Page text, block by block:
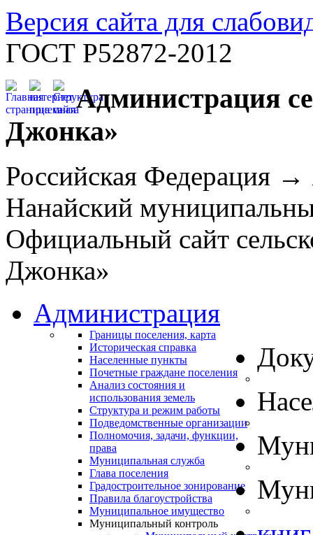
Версия сайта для
ГОСТ Р52872-2012
Администрация
Джонка»
Российская Федерация
Нанайский
Официальный сайт
Джонка»
Администрация
Границы поселения, карта
Историческая справка
Населенные пункты
Почетные граждане поселения
Анализ состояния и
использования земель
Структура и режим работы
Подведомственные организации
Полномочия, задачи, функции,
права
Муниципальная служба
Глава поселения
Градостроительное зонирование
Правила благоустройства
Муниципальное имущество
Муниципальный контроль